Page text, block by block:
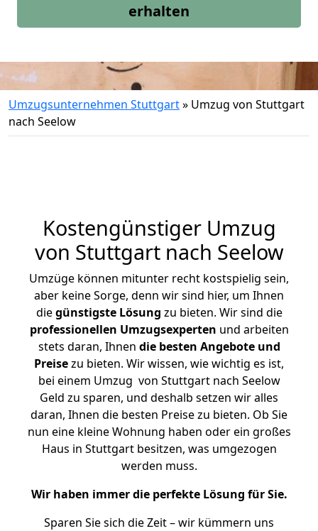
erhalten
Umzugsunternehmen Stuttgart» Umzug von Stuttgart
nach Seelow
Kostengünstiger Umzug
von Stuttgart nach Seelow
Umzüge können mitunter recht kostspielig sein,
aber keine Sorge, denn wir sind hier, um Ihnen
diegünstigste Lösung zu bieten. Wir sind die
professionellen Umzugsexperten und arbeiten
stets daran, Ihnen die besten Angebote und
Preisezu bieten. Wir wissen, wie wichtig es ist,
bei einem Umzug von Stuttgart nach Seelow
Geld zu sparen, und deshalb setzen wir alles
daran, Ihnen die besten Preise zu bieten. Ob Sie
nun eine kleine Wohnung haben oder ein großes
Haus in Stuttgart besitzen, was umgezogen
werden muss.
Wir haben immer die perfekte Lösung für Sie.
Sparen Sie sich die Zeit – wir kümmern uns